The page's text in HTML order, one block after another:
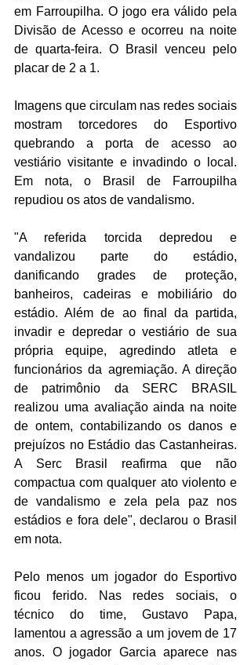
em Farroupilha. O jogo era válido pela
Divisão de Acesso e ocorreu na noite
de quarta-feira. O Brasil venceu pelo
placar de 2 a 1.
Imagens que circulam nas redes sociais
mostram torcedores do Esportivo
quebrando a porta de acesso ao
vestiário visitante e invadindo o local.
Em nota, o Brasil de Farroupilha
repudiou os atos de vandalismo.
"A referida torcida depredou e
vandalizou parte do estádio,
danificando grades de proteção,
banheiros, cadeiras e mobiliário do
estádio. Além de ao final da partida,
invadir e depredar o vestiário de sua
própria equipe, agredindo atleta e
funcionários da agremiação. A direção
de patrimônio da SERC BRASIL
realizou uma avaliação ainda na noite
de ontem, contabilizando os danos e
prejuízos no Estádio das Castanheiras.
A Serc Brasil reafirma que não
compactua com qualquer ato violento e
de vandalismo e zela pela paz nos
estádios e fora dele", declarou o Brasil
em nota.
Pelo menos um jogador do Esportivo
ficou ferido. Nas redes sociais, o
técnico do time, Gustavo Papa,
lamentou a agressão a um jovem de 17
anos. O jogador Garcia aparece nas